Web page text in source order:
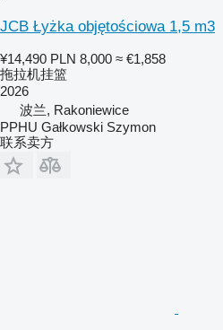
JCB Łyżka objętościowa 1,5 m3
¥14,490 PLN 8,000 ≈ €1,858
拖拉机挂篮
2026
波兰, Rakoniewice
PPHU Gałkowski Szymon
联系卖方